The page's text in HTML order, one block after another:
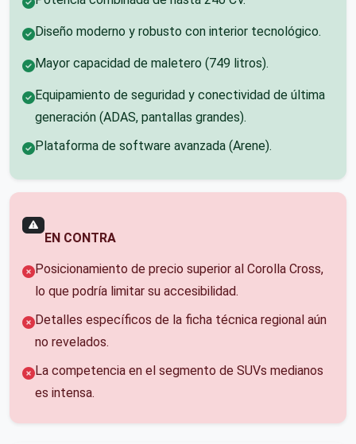
Diseño moderno y robusto con interior tecnológico.
Mayor capacidad de maletero (749 litros).
Equipamiento de seguridad y conectividad de última
generación (ADAS, pantallas grandes).
Plataforma de software avanzada (Arene).
EN CONTRA
Posicionamiento de precio superior al Corolla Cross,
lo que podría limitar su accesibilidad.
Detalles específicos de la ficha técnica regional aún
no revelados.
La competencia en el segmento de SUVs medianos
es intensa.